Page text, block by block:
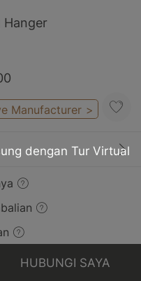
Hanger
Manufacturer >
HUBUNGI SAYA
dengan Tur Virtual